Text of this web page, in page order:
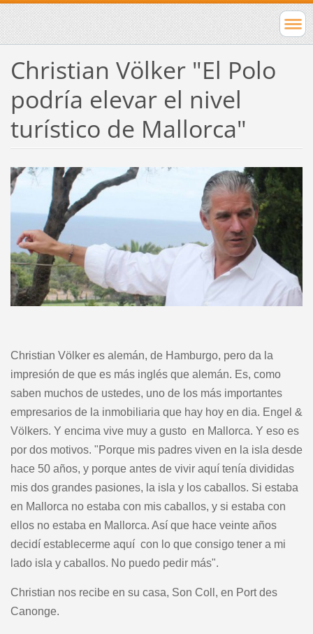
Christian Völker "El Polo
podría elevar el nivel
turístico de Mallorca"
Christian Völker es alemán, de Hamburgo, pero da la
impresión de que es más inglés que alemán. Es, como
saben muchos de ustedes, uno de los más importantes
empresarios de la inmobiliaria que hay hoy en dia. Engel &
Völkers. Y encima vive muy a gusto en Mallorca. Y eso es
por dos motivos. "Porque mis padres viven en la isla desde
hace 50 años, y porque antes de vivir aquí tenía divididas
mis dos grandes pasiones, la isla y los caballos. Si estaba
en Mallorca no estaba con mis caballos, y si estaba con
ellos no estaba en Mallorca. Así que hace veinte años
decidí establecerme aquí con lo que consigo tener a mi
lado isla y caballos. No puedo pedir más".
Christian nos recibe en su casa, Son Coll, en Port des
Canonge.